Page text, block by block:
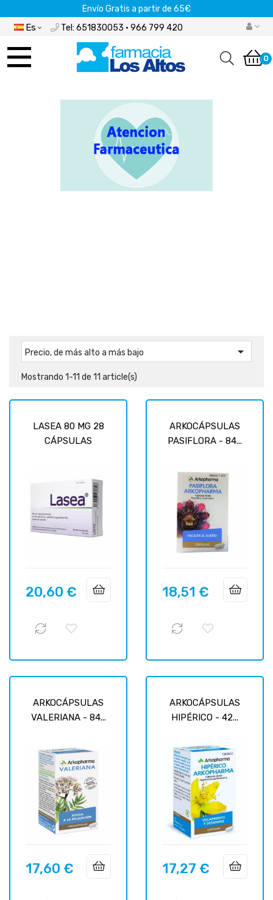
Envío Gratis a partir de 65€
Es Tel: 651830053 · 966 799 420
Navegación
palanca
0
Precio, de más alto a más bajo 
Mostrando 1-11 de 11 article(s)
LASEA 80 MG 28
CÁPSULAS
Precio
20,60 €
ARKOCÁPSULAS
PASIFLORA - 84...
Precio
18,51 €
ARKOCÁPSULAS
VALERIANA - 84...
Precio
17,60 €
ARKOCÁPSULAS
HIPÉRICO - 42...
Precio
17,27 €